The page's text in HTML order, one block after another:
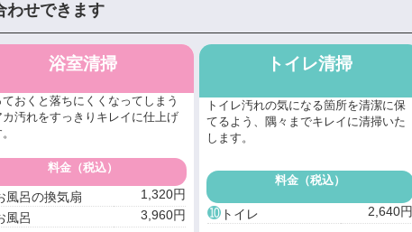
わせできます
浴室清掃
ておくと落ちにくくなってしまう
カ汚れをすっきりキレイに仕上げ
料金（税込）
風呂の換気扇 1,320円
風呂 3,960円
トイレ清掃
トイレ汚れの気になる箇所を清潔に保
てるよう、隅々までキレイに清掃いた
します。
料金（税込）
➓トイレ 2,640円